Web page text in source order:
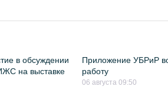
в обсуждении
на выставке
Приложение УБРиР
работу
06 августа 09:50